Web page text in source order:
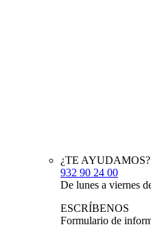
¿TE AYUDAMOS?
932 90 24 00
De lunes a viernes
ESCRÍBENOS
Formulario de